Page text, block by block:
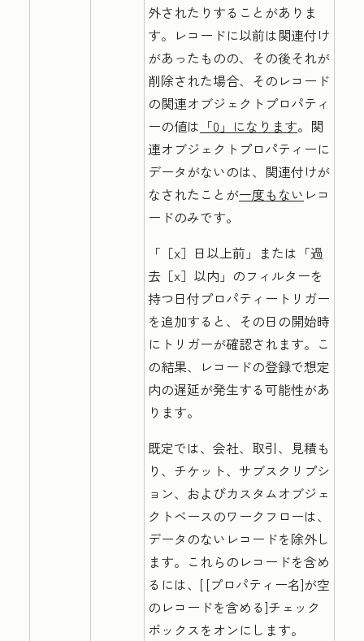
外されたりすることがありま
す。レコードに以前は関連付け
があったものの、その後それが
削除された場合、そのレコード
の関連オブジェクトプロパティ
ーの値は 「0」になります。関
連オブジェクトプロパティーに
データがないのは、関連付けが
なされたことが一度もない レコ
ードのみです。
「［x］日以上前」または「過
去［x］以内」のフィルターを
持つ日付プロパティートリガー
を追加すると、その日の開始時
にトリガーが確認されます。こ
の結果、レコードの登録で想定
内の遅延が発生する可能性があ
ります。
既定では、会社、取引、見積も
り、チケット、サブスクリプシ
ョン、およびカスタムオブジェ
クトベースのワークフローは、
データのないレコードを除外し
ます。これらのレコードを含め
るには、[ [プロパティー名]が空
のレコードを含める]チェック
ボックスをオンにします。